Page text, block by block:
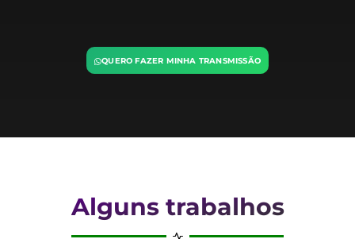
QUERO FAZER MINHA TRANSMISSÃO
Alguns trabalhos